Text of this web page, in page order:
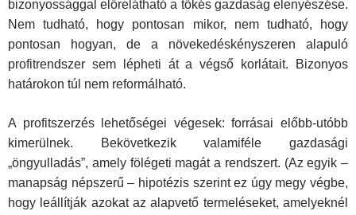
bizonyossággal előrelátható a tőkés gazdaság elenyészése.
Nem tudható, hogy pontosan mikor, nem tudható, hogy
pontosan hogyan, de a növekedéskényszeren alapuló
profitrendszer sem lépheti át a végső korlátait. Bizonyos
határo­kon túl nem reformálható.
A profitszerzés lehetőségei végesek: forrásai előbb-utóbb
kimerülnek. Bekövetkezik valamiféle gazdasági
„öngyulladás”, amely fölégeti magát a rendszert. (Az egyik –
manapság népszerű – hipotézis szerint ez úgy megy végbe,
hogy leállítják azokat az alapvető termeléseket, amelyeknél